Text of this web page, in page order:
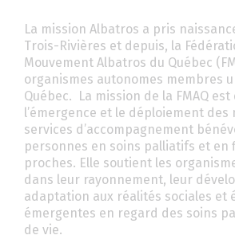
La mission Albatros a pris
Trois-Rivières et depuis, la
Mouvement Albatros du Québec
organismes autonomes membres
Québec. La mission de la FMAQ
l’émergence et le déploiement des
services d’accompagnement
personnes en soins palliatifs et en
proches. Elle soutient les
dans leur rayonnement, leur
adaptation aux réalités sociales et
émergentes en regard des soins
de vie.